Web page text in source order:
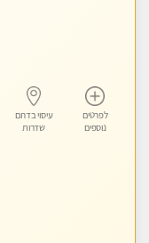
לפרטים
נוספים
עיסוי בדרום
שדרות